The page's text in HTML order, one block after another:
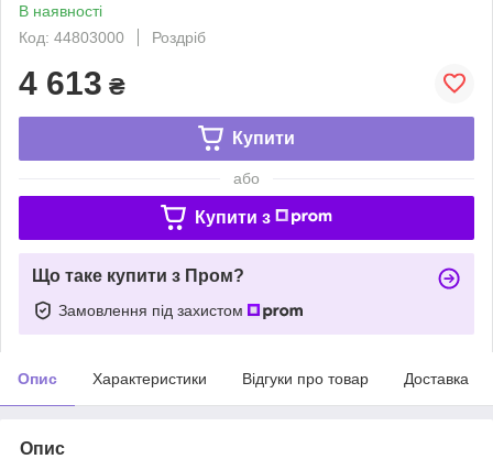
В наявності
Код: 44803000
Роздріб
4 613 ₴
Купити
або
Купити з
Що таке купити з Пром?
Замовлення під захистом
Опис Характеристики Відгуки про товар Доставка
Опис